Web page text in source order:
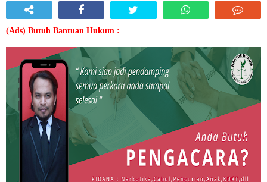
(Ads) Butuh Bantuan Hukum :